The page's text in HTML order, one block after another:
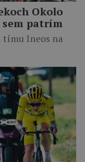
Okolo
sem patrím
tímu Ineos na